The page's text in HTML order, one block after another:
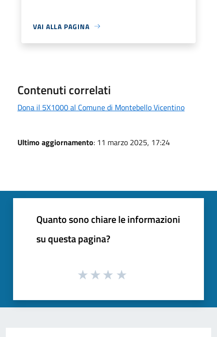
VAI ALLA PAGINA
Contenuti correlati
Dona il 5X1000 al Comune di Montebello Vicentino
Ultimo aggiornamento: 11 marzo 2025, 17:24
Quanto sono chiare le informazioni
su questa pagina?